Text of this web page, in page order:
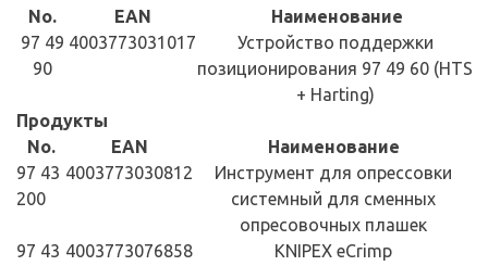
No. EAN
Наименование
97 49
90
4003773031017
Устройство поддержки
позиционирования 97 49 60 (HTS
+ Harting)
Продукты
No.
EAN
Наименование
97 43
200
4003773030812
Инструмент для опрессовки
системный для сменных
опресовочных плашек
97 43 4003773076858
KNIPEX eCrimp